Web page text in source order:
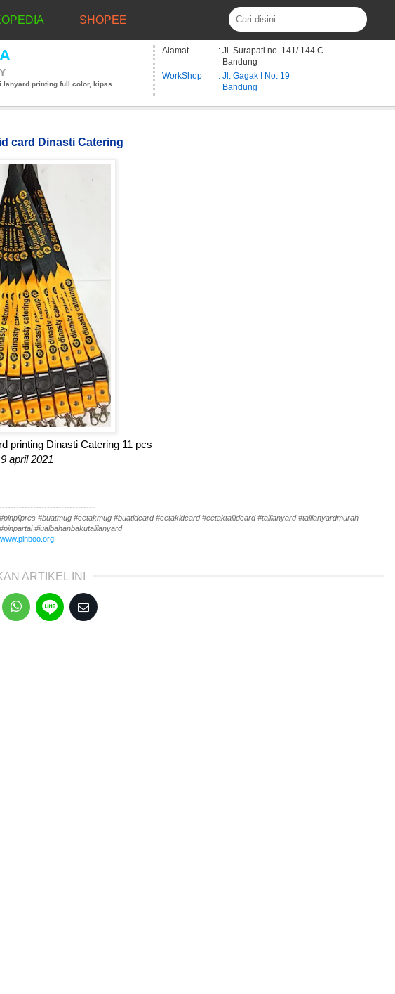
SHOPEE
lanyard printing full color, kipas
Alamat
: Jl. Surapati no. 141/ 144 C
Bandung
WorkShop
: Jl. Gagak I No. 19
Bandung
card Dinasti Catering
printing Dinasti Catering 11 pcs
9 april 2021
#buatmug #cetakmug #buatidcard #cetakidcard #cetaktaliidcard #talilanyard #talilanyardmurah
#jualbahanbakutalilanyard
www.pinboo.org
ARTIKEL INI